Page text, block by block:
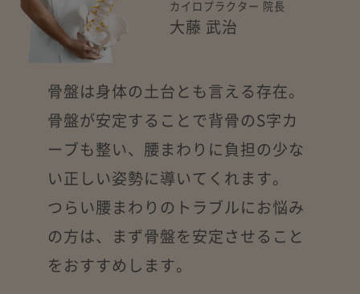
カイロプラクター 院長
大藤 武治
骨盤は身体の土台とも言える存在。
骨盤が安定することで背骨のS字カ
ーブも整い、 腰まわりに負担の少な
い正しい姿勢に導いてくれます。
つらい腰まわりのトラブルにお悩み
の方は、
まず骨盤を安定させること
をおすすめします。